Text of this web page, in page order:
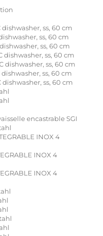
dishwasher, ss, 60 cm
dishwasher, ss, 60 cm
dishwasher, ss, 60 cm
dishwasher, ss, 60 cm
dishwasher, ss, 60 cm
dishwasher, ss, 60 cm
dishwasher, ss, 60 cm
encastrable SGI
INOX 4
INOX 4
INOX 4